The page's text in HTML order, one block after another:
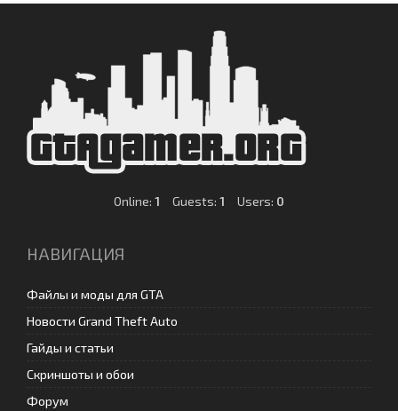
Online: 1 Guests: 1 Users: 0
НАВИГАЦИЯ
Файлы и моды для GTA
Новости Grand Theft Auto
Гайды и статьи
Скриншоты и обои
Форум